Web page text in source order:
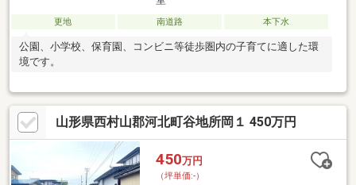
更地 南道路 本下水
公園、小学校、保育園、コンビニ等徒歩圏内の子育てに適した環
境です。
山形県西村山郡河北町谷地所岡１ 450万円
450万円
（坪単価:-）